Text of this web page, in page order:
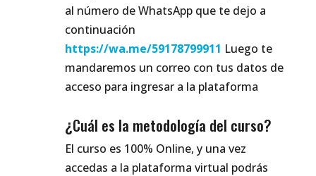
al número de WhatsApp que te dejo a
continuación
https://wa.me/59178799911 Luego te
mandaremos un correo con tus datos de
acceso para ingresar a la plataforma
¿Cuál es la metodología del curso?
El curso es 100% Online, y una vez
accedas a la plataforma virtual podrás